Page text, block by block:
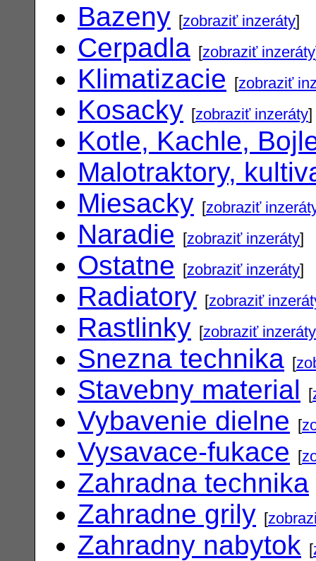
Bazeny [zobraziť inzeráty]
Cerpadla [zobraziť inzeráty
Klimatizacie [zobraziť
Kosacky [zobraziť inzeráty]
Kotle, Kachle,
Malotraktory,
Miesacky [zobraziť
Naradie [zobraziť inzeráty]
Ostatne [zobraziť inzeráty]
Radiatory [zobraziť
Rastlinky [zobraziť inzeráty
Snezna technika [
Stavebny material [
Vybavenie dielne [
Vysavace-fukace [
Zahradna technika
Zahradne grily [
Zahradny nabytok [